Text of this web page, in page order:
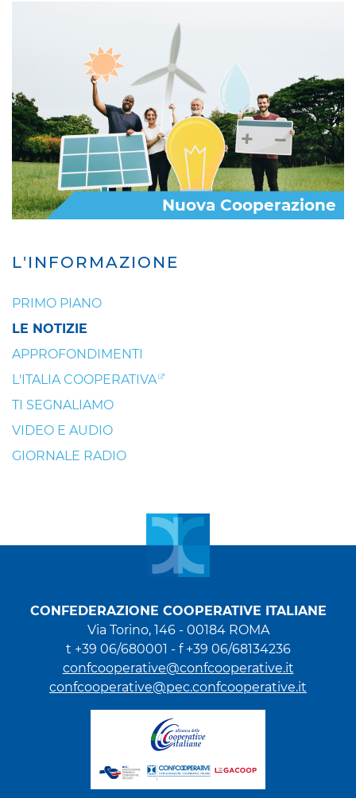
L'INFORMAZIONE
PRIMO PIANO
LE NOTIZIE
APPROFONDIMENTI
L'ITALIA COOPERATIVA
TI SEGNALIAMO
VIDEO E AUDIO
GIORNALE RADIO
Nuova Cooperazione
CONFEDERAZIONE COOPERATIVE ITALIANE
Via Torino, 146 - 00184 ROMA
t +39 06/680001 - f +39 06/68134236
confcooperative@confcooperative.it
confcooperative@pec.confcooperative.it